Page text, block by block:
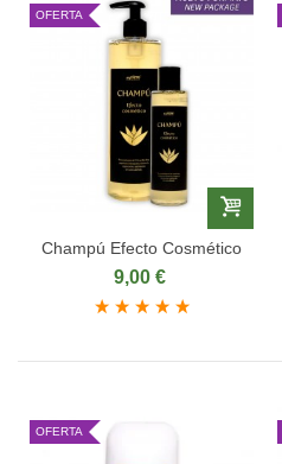
OFERTA
Champú Efecto Cosmético
9,00 €
OFERTA